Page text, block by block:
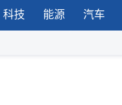
科技 能源 汽车